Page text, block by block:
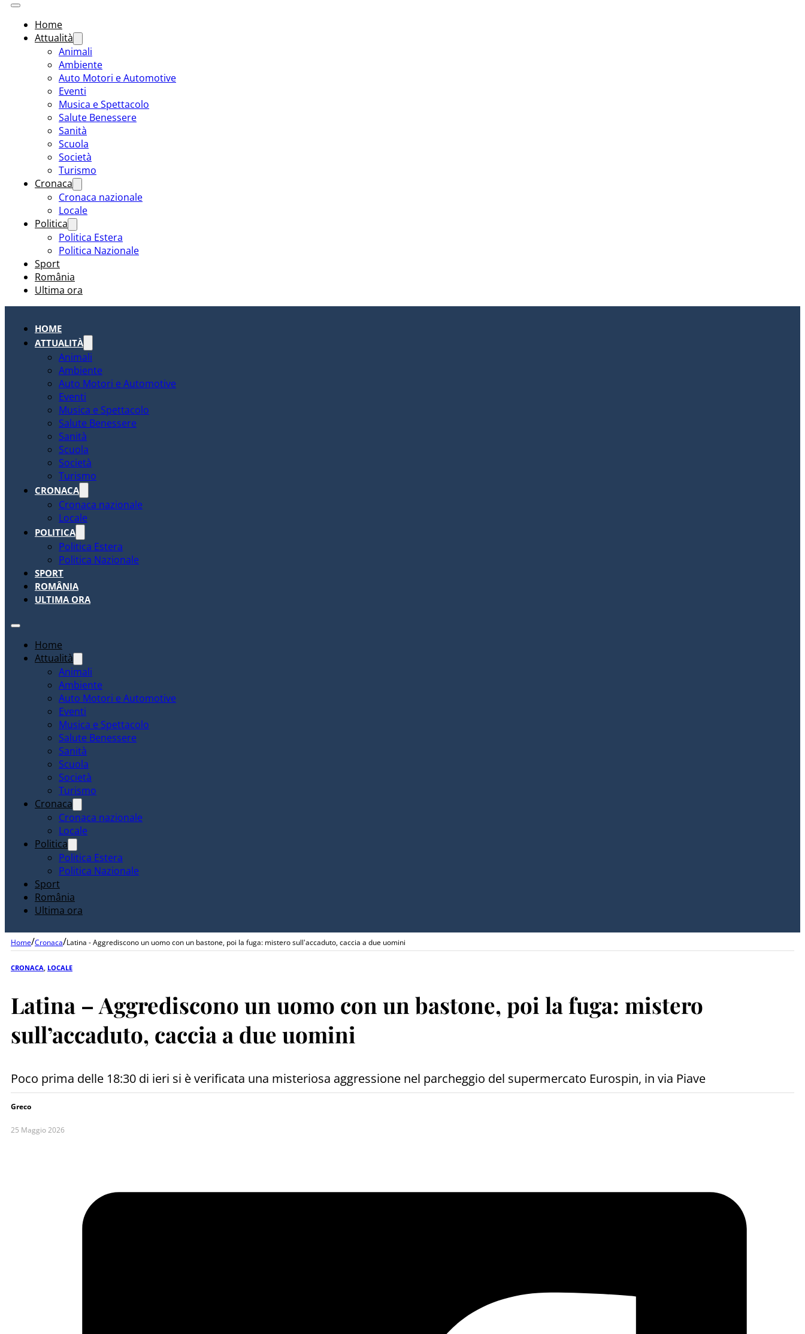
Home
Attualità
Animali
Ambiente
Auto Motori e Automotive
Eventi
Musica e Spettacolo
Salute Benessere
Sanità
Scuola
Società
Turismo
Cronaca
Cronaca nazionale
Locale
Politica
Politica Estera
Politica Nazionale
Sport
România
Ultima ora
HOME
ATTUALITÀ
Animali
Ambiente
Auto Motori e Automotive
Eventi
Musica e Spettacolo
Salute Benessere
Sanità
Scuola
Società
Turismo
CRONACA
Cronaca nazionale
Locale
POLITICA
Politica Estera
Politica Nazionale
SPORT
ROMÂNIA
ULTIMA ORA
Home
Attualità
Animali
Ambiente
Auto Motori e Automotive
Eventi
Musica e Spettacolo
Salute Benessere
Sanità
Scuola
Società
Turismo
Cronaca
Cronaca nazionale
Locale
Politica
Politica Estera
Politica Nazionale
Sport
România
Ultima ora
Home/Cronaca/Latina - Aggrediscono un uomo con un bastone, poi la fuga: mistero sull'accaduto, caccia a due uomini
CRONACA LOCALE
Latina – Aggrediscono un uomo con un bastone, poi la fuga: mistero
sull’accaduto, caccia a due uomini
Poco prima delle 18:30 di ieri si è verificata una misteriosa aggressione nel parcheggio del supermercato Eurospin, in via Piave
Greco
25 Maggio 2026